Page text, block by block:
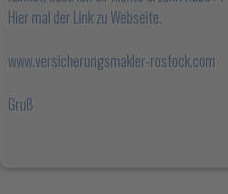
Hier mal der Link zu Webseite.
www.versicherungsmakler-rostock.com
Gruß